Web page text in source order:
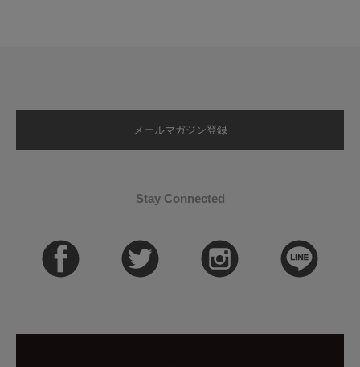
メールマガジン登録
Stay Connected